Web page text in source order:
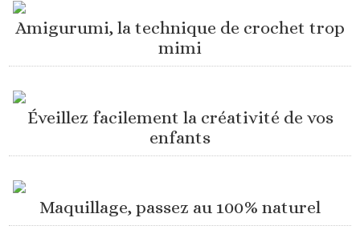
Amigurumi, la technique de crochet trop
mimi
Éveillez facilement la créativité de vos
enfants
Maquillage, passez au 100% naturel